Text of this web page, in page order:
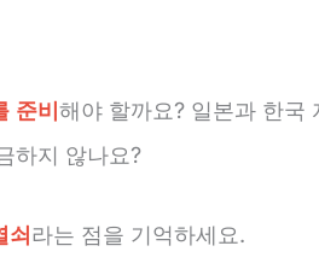
준비해야 할까요? 일본과 한국
하지 않나요?
쇠라는 점을 기억하세요.